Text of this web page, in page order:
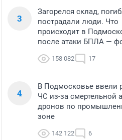
3
Загорелся склад,
пострадали люди. Что
происходит в
после атаки БПЛА —
158 082 17
4
В Подмосковье ввели
ЧС из-за смертельной
дронов по
зоне
142 122 6